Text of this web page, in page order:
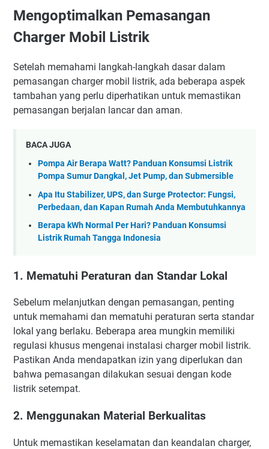
Mengoptimalkan Pemasangan
Charger Mobil Listrik
Setelah memahami langkah-langkah dasar dalam
pemasangan charger mobil listrik, ada beberapa aspek
tambahan yang perlu diperhatikan untuk memastikan
pemasangan berjalan lancar dan aman.
BACA JUGA
Pompa Air Berapa Watt? Panduan Konsumsi Listrik
Pompa Sumur Dangkal, Jet Pump, dan Submersible
Apa Itu Stabilizer, UPS, dan Surge Protector: Fungsi,
Perbedaan, dan Kapan Rumah Anda Membutuhkannya
Berapa kWh Normal Per Hari? Panduan Konsumsi
Listrik Rumah Tangga Indonesia
1. Mematuhi Peraturan dan Standar Lokal
Sebelum melanjutkan dengan pemasangan, penting
untuk memahami dan mematuhi peraturan serta standar
lokal yang berlaku. Beberapa area mungkin memiliki
regulasi khusus mengenai instalasi charger mobil listrik.
Pastikan Anda mendapatkan izin yang diperlukan dan
bahwa pemasangan dilakukan sesuai dengan kode
listrik setempat.
2. Menggunakan Material Berkualitas
Untuk memastikan keselamatan dan keandalan charger,